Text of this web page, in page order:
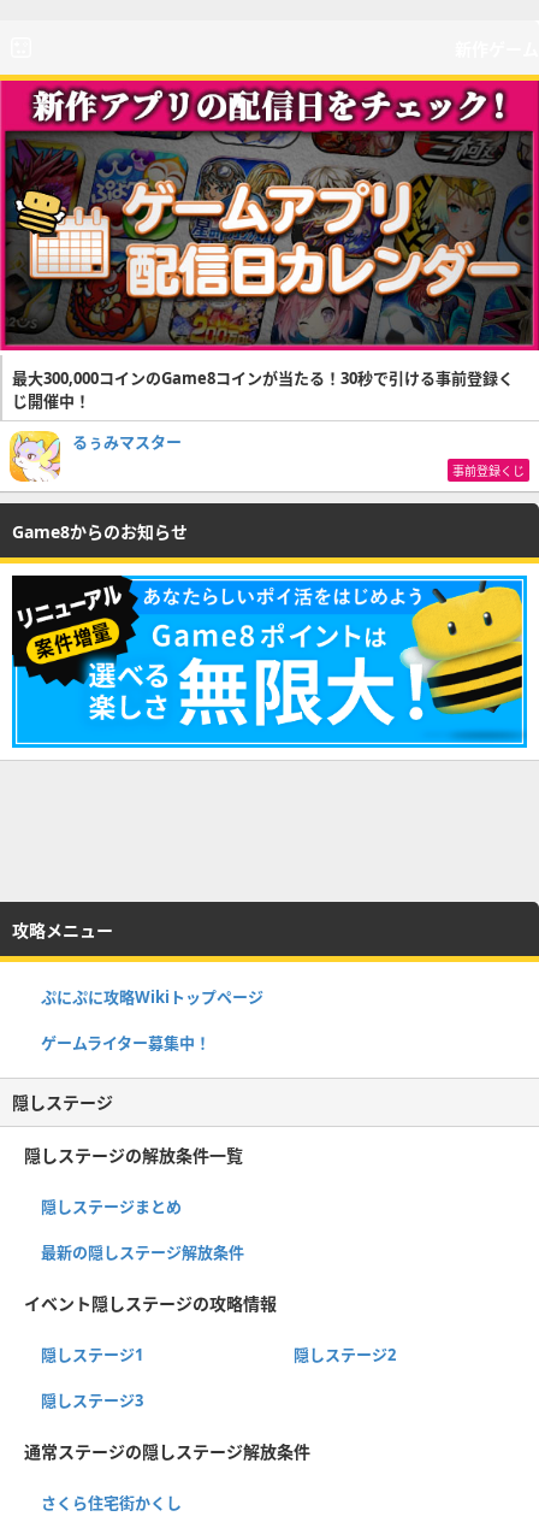
最大300,000コインのGame8コインが当たる！30秒で引ける事前登録く
じ開催中！
るぅみマスター
事前登録くじ
Game8からのお知らせ
攻略メニュー
ぷにぷに攻略Wikiトップページ
ゲームライター募集中！
隠しステージ
隠しステージの解放条件一覧
隠しステージまとめ
最新の隠しステージ解放条件
イベント隠しステージの攻略情報
隠しステージ1 隠しステージ2
隠しステージ3
通常ステージの隠しステージ解放条件
さくら住宅街かくし